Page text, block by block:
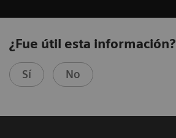
¿Fue útil esta información?
Sí No